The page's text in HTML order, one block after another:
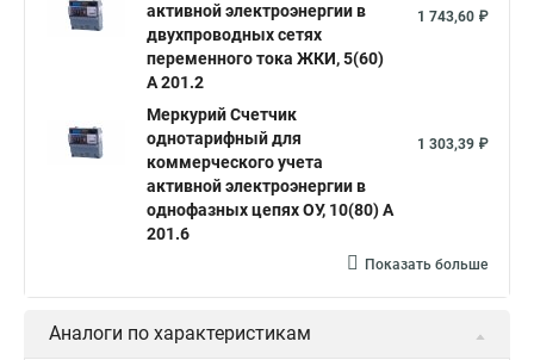
активной электроэнергии в
двухпроводных сетях
переменного тока ЖКИ, 5(60)
А 201.2
1 743,60 ₽
Меркурий Счетчик
однотарифный для
коммерческого учета
активной электроэнергии в
однофазных цепях ОУ, 10(80) А
201.6
1 303,39 ₽
Показать больше
Аналоги по характеристикам